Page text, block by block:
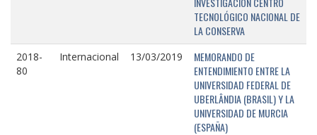
TECNOLÓGICO NACIONAL DE
LA CONSERVA
2018-
80
Internacional 13/03/2019
MEMORANDO DE
ENTENDIMIENTO ENTRE LA
UNIVERSIDAD FEDERAL DE
UBERLÂNDIA (BRASIL) Y LA
UNIVERSIDAD DE MURCIA
(ESPAÑA)